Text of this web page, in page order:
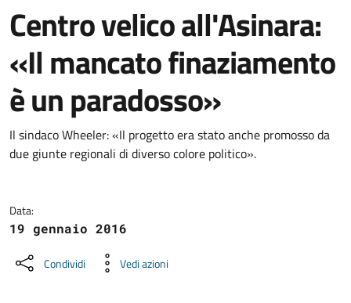
Centro velico all'Asinara:
«Il mancato finaziamento
è un paradosso»
Dettagli della notizia
Il sindaco Wheeler: «Il progetto era stato anche promosso da
due giunte regionali di diverso colore politico».
Data:
19 gennaio 2016
Condividi Vedi azioni